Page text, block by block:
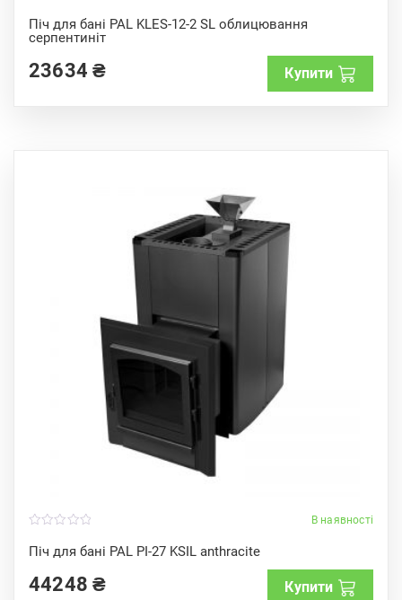
Піч для бані PAL KLES-12-2 SL облицювання
серпентиніт
o
u
t
f
5
23634₴ Купити
В наявності
Піч для бані PAL PI-27 KSIL anthracite
o
u
o
f
44248₴ Купити